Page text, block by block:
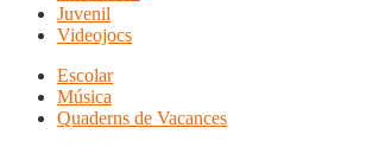
Juvenil
Videojocs
Escolar
Música
Quaderns de Vacances